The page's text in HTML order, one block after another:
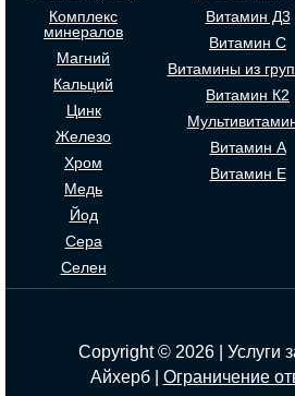
Комплекс
минералов
Магний
Кальций
Цинк
Железо
Хром
Медь
Йод
Сера
Селен
Витамин Д3
Витамин С
Витамины из
Витамин К2
Витамин А
Витамин Е
Copyright © 2026 | Услуги
Айхерб | Ограничение